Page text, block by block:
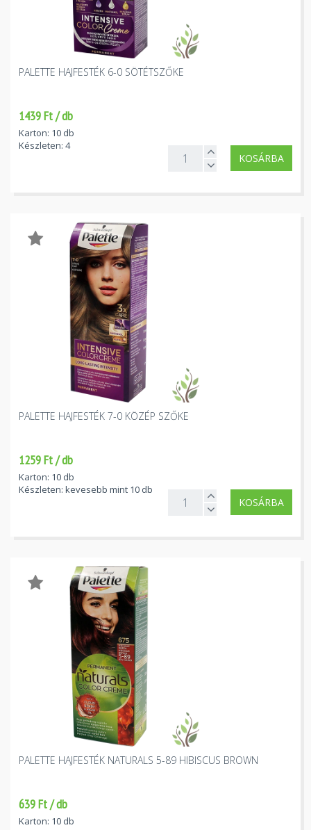
PALETTE HAJFESTÉK 6-0 SÖTÉTSZŐKE
1439 Ft / db
Karton: 10 db
Készleten: 4
KOSÁRBA
PALETTE HAJFESTÉK 7-0 KÖZÉP SZŐKE
1259 Ft / db
Karton: 10 db
Készleten: kevesebb mint 10 db
KOSÁRBA
PALETTE HAJFESTÉK NATURALS 5-89 HIBISCUS BROWN
639 Ft / db
Karton: 10 db